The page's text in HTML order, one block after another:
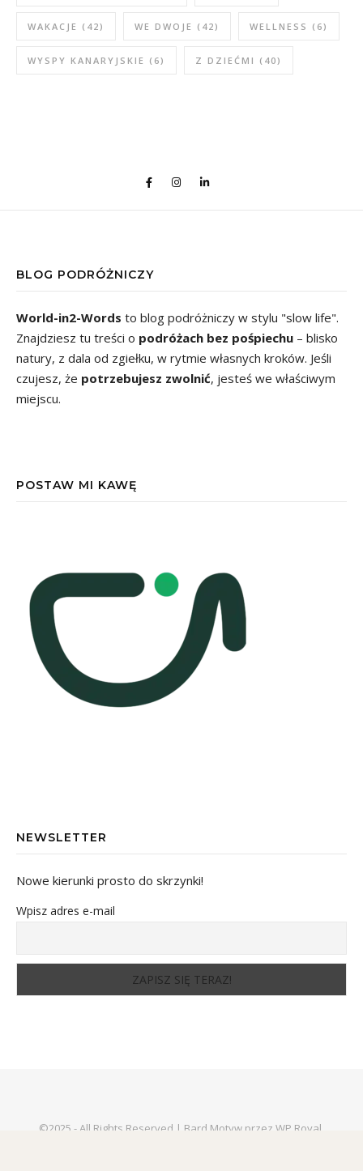
WAKACJE (42) WE DWOJE (42) WELLNESS (6)
WYSPY KANARYJSKIE (6) Z DZIEĆMI (40)
BLOG PODRÓŻNICZY
World-in2-Words to blog podróżniczy w stylu "slow life".
Znajdziesz tu treści o podróżach bez pośpiechu – blisko
natury, z dala od zgiełku, w rytmie własnych kroków. Jeśli
czujesz, że potrzebujesz zwolnić, jesteś we właściwym
miejscu.
POSTAW MI KAWĘ
NEWSLETTER
Nowe kierunki prosto do skrzynki!
Wpisz adres e-mail
©2025 - All Rights Reserved.| Bard Motyw przez WP Royal